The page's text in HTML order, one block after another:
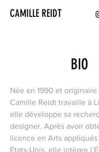
CAMILLE REIDT
BIO
Née en 1990 et
Camille Reidt travaille à
elle développe sa
designer. Après avoir
licence en Arts
États-Unis, elle intègre